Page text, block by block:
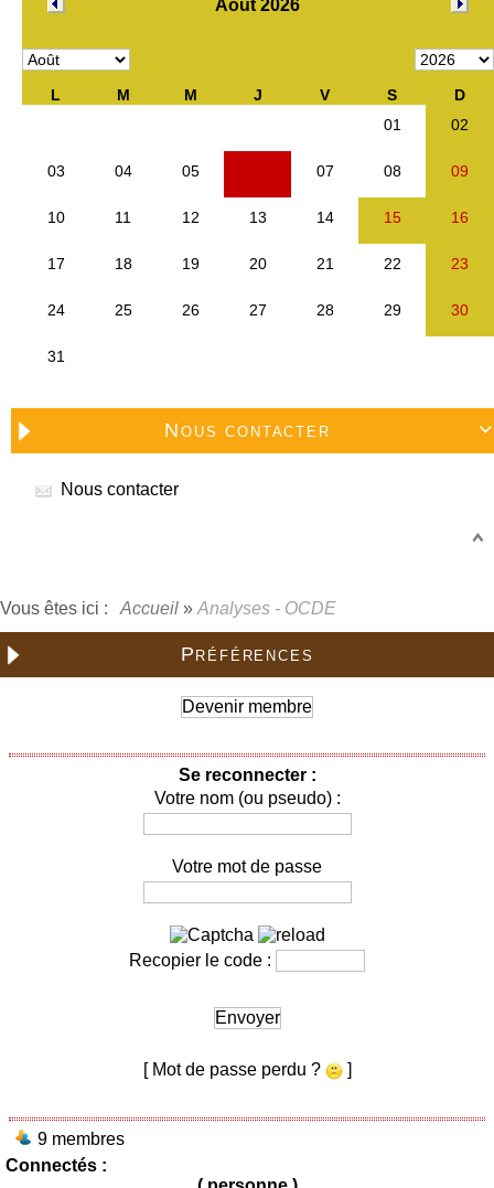

Nous contacter
Nous contacter
Vous êtes ici : Accueil » Analyses - OCDE
Préférences
Devenir membre
Se reconnecter :
Votre nom (ou pseudo) :
Votre mot de passe
Recopier le code :
Envoyer
[ Mot de passe perdu ? ]
9 membres
Connectés :